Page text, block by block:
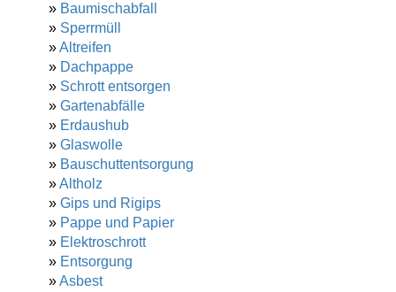
» Baumischabfall
» Sperrmüll
»Altreifen
» Dachpappe
» Schrott entsorgen
» Gartenabfälle
» Erdaushub
» Glaswolle
» Bauschuttentsorgung
»Altholz
» Gips und Rigips
» Pappe und Papier
» Elektroschrott
» Entsorgung
»Asbest